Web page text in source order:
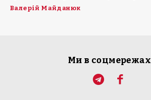
Валерій Майданюк
Ми в соцмережах